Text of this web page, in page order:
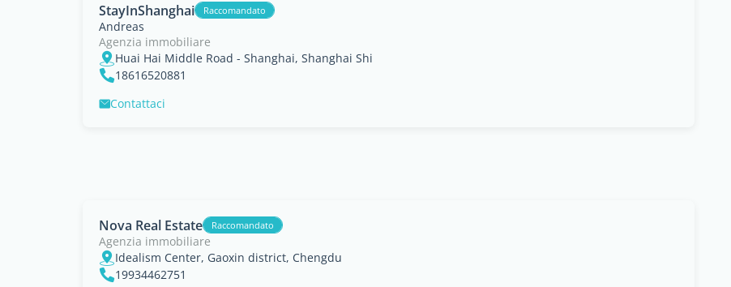
StayInShanghai Raccomandato
Andreas
Agenzia immobiliare
Huai Hai Middle Road - Shanghai, Shanghai Shi
18616520881
Contattaci
Nova Real Estate Raccomandato
Agenzia immobiliare
Idealism Center, Gaoxin district, Chengdu
19934462751